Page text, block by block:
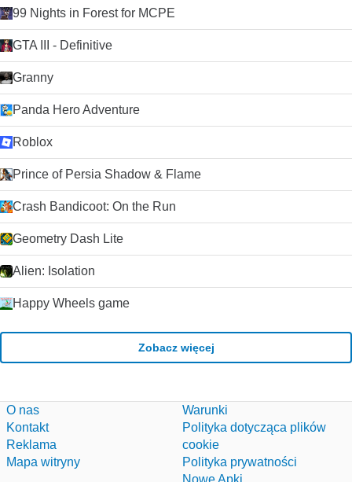
99 Nights in Forest for MCPE
GTA III - Definitive
Granny
Panda Hero Adventure
Roblox
Prince of Persia Shadow & Flame
Crash Bandicoot: On the Run
Geometry Dash Lite
Alien: Isolation
Happy Wheels game
Zobacz więcej
O nas
Kontakt
Reklama
Mapa witryny
Warunki
Polityka dotycząca plików
cookie
Polityka prywatności
Nowe Apki